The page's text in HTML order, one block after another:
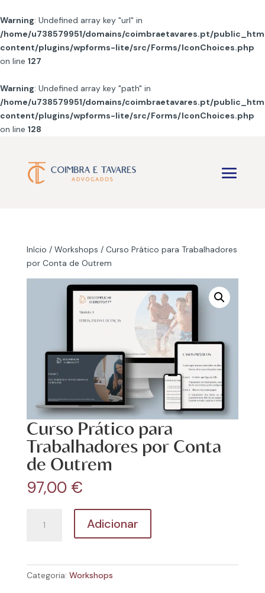
Warning: Undefined array key "url" in
/home/u738579951/domains/coimbraetavares.pt/
content/plugins/wpforms-lite/src/Forms/IconChoices.php
on line 127
Warning: Undefined array key "path" in
/home/u738579951/domains/coimbraetavares.pt/
content/plugins/wpforms-lite/src/Forms/IconChoices.php
on line 128
Início / Workshops / Curso Prático para Trabalhadores
por Conta de Outrem
Curso Prático para
Trabalhadores por Conta
de Outrem
97,00 €
Trabalhadores
Adicionar
Categoria: Workshops